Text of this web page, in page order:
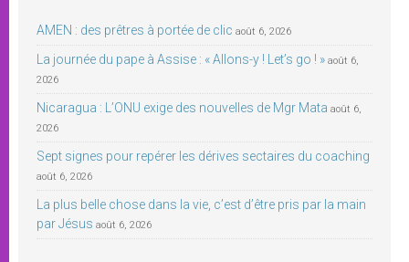
AMEN : des prêtres à portée de clic août 6, 2026
La journée du pape à Assise : « Allons-y ! Let’s go ! » août 6,
2026
Nicaragua : L’ONU exige des nouvelles de Mgr Mata août 6,
2026
Sept signes pour repérer les dérives sectaires du coaching
août 6, 2026
La plus belle chose dans la vie, c’est d’être pris par la main
par Jésus août 6, 2026